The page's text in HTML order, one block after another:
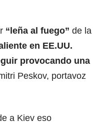
“leña al fuego” de la
en EE.UU.
provocando una
Peskov, portavoz
a Kiev eso